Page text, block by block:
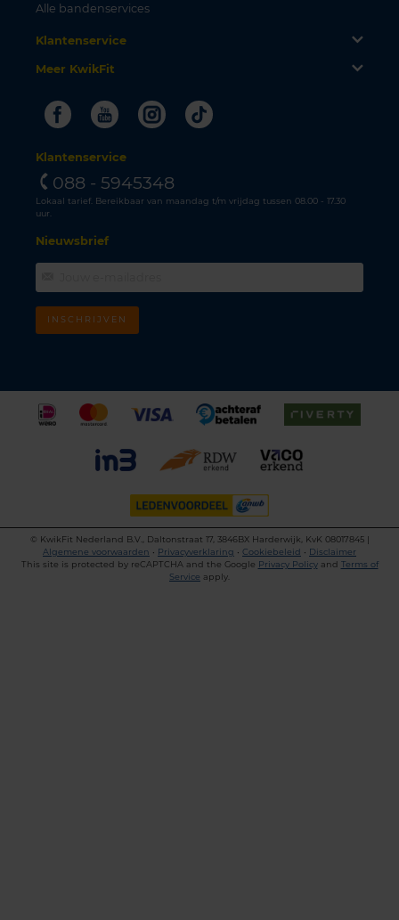
Alle bandenservices
Klantenservice
Meer KwikFit
FacebookYoutubeInstagram
Tiktok
Klantenservice
088 - 5945348
Lokaal tarief. Bereikbaar van maandag t/m vrijdag tussen 08.00 - 17.30
uur.
Nieuwsbrief
INSCHRIJVEN
©
KwikFit Nederland B.V., Daltonstraat 17, 3846BX Harderwijk, KvK 08017845 |
Algemene voorwaarden • Privacyverklaring • Cookiebeleid • Disclaimer
This site is protected by reCAPTCHA and the Google Privacy Policyand Terms of
Service apply.